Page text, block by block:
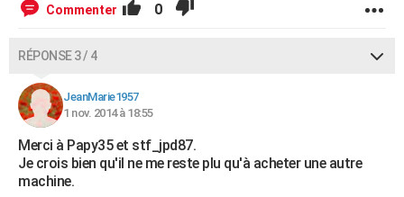
Commenter 0
RÉPONSE 3 / 4
JeanMarie1957
1 nov. 2014 à 18:55
Merci à Papy35 et stf_jpd87.
Je crois bien qu'il ne me reste plu qu'à acheter une autre
machine.